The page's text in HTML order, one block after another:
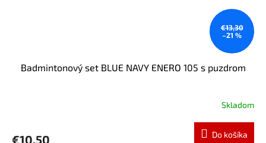
€13,30
–21 %
Badmintonový set BLUE NAVY ENERO 105 s puzdrom
Skladom
€10,50 Do košíka